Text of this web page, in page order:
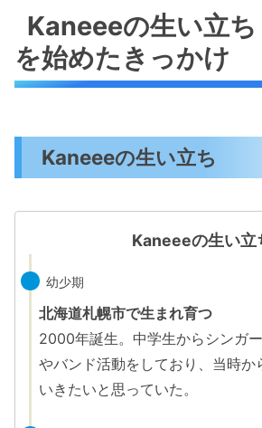
Kaneeeの生い立
を始めたきっかけ
Kaneeeの生い立ち
Kaneeeの生い立
幼少期
北海道札幌市で生まれ育つ
2000年誕生。中学生からシンガ
やバンド活動をしており、当時か
いきたいと思っていた。